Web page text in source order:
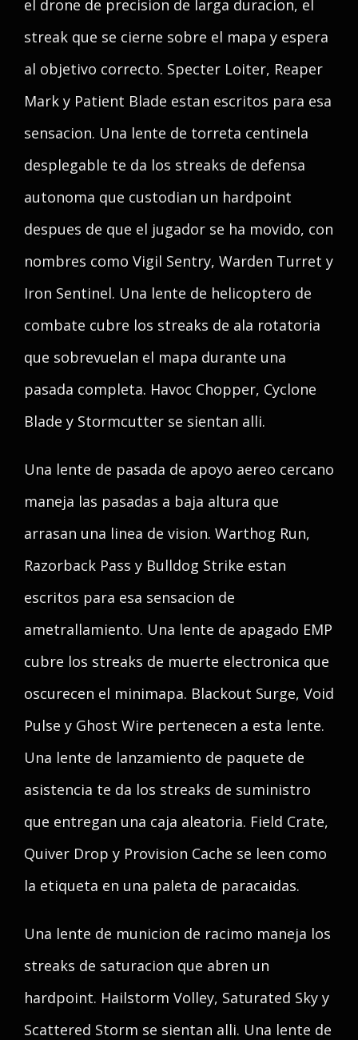
el drone de precision de larga duracion, el
streak que se cierne sobre el mapa y espera
al objetivo correcto. Specter Loiter, Reaper
Mark y Patient Blade estan escritos para esa
sensacion. Una lente de torreta centinela
desplegable te da los streaks de defensa
autonoma que custodian un hardpoint
despues de que el jugador se ha movido, con
nombres como Vigil Sentry, Warden Turret y
Iron Sentinel. Una lente de helicoptero de
combate cubre los streaks de ala rotatoria
que sobrevuelan el mapa durante una
pasada completa. Havoc Chopper, Cyclone
Blade y Stormcutter se sientan alli.
Una lente de pasada de apoyo aereo cercano
maneja las pasadas a baja altura que
arrasan una linea de vision. Warthog Run,
Razorback Pass y Bulldog Strike estan
escritos para esa sensacion de
ametrallamiento. Una lente de apagado EMP
cubre los streaks de muerte electronica que
oscurecen el minimapa. Blackout Surge, Void
Pulse y Ghost Wire pertenecen a esta lente.
Una lente de lanzamiento de paquete de
asistencia te da los streaks de suministro
que entregan una caja aleatoria. Field Crate,
Quiver Drop y Provision Cache se leen como
la etiqueta en una paleta de paracaidas.
Una lente de municion de racimo maneja los
streaks de saturacion que abren un
hardpoint. Hailstorm Volley, Saturated Sky y
Scattered Storm se sientan alli. Una lente de